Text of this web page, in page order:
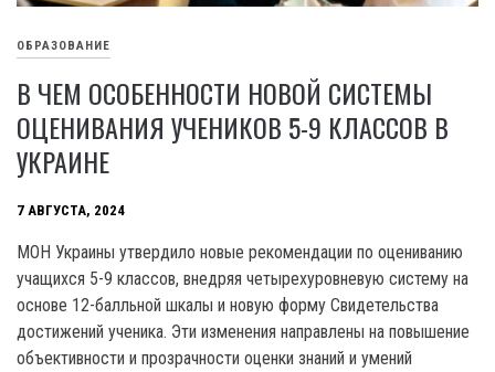
ОБРАЗОВАНИЕ
В ЧЕМ ОСОБЕННОСТИ НОВОЙ СИСТЕМЫ
ОЦЕНИВАНИЯ УЧЕНИКОВ 5-9 КЛАССОВ В
УКРАИНЕ
7 АВГУСТА, 2024
МОН Украины утвердило новые рекомендации по оцениванию
учащихся 5-9 классов, внедряя четырехуровневую систему на
основе 12-балльной шкалы и новую форму Свидетельства
достижений ученика. Эти изменения направлены на повышение
объективности и прозрачности оценки знаний и умений